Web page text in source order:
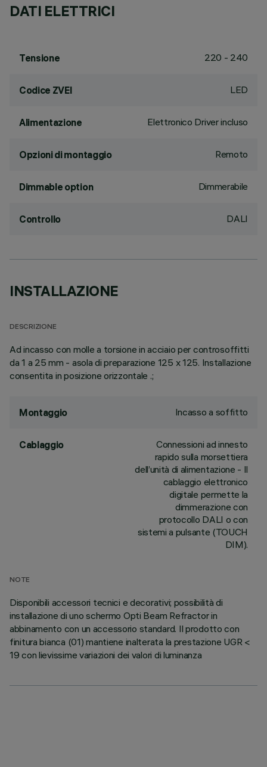
DATI ELETTRICI
Tensione 220 - 240
Codice ZVEI LED
Alimentazione Elettronico Driver incluso
Opzioni di montaggio Remoto
Dimmable option Dimmerabile
Controllo DALI
INSTALLAZIONE
DESCRIZIONE
Ad incasso con molle a torsione in acciaio per controsoffitti
da 1 a 25 mm - asola di preparazione 125 x 125. Installazione
consentita in posizione orizzontale .;
Montaggio Incasso a soffitto
Cablaggio
Connessioni ad innesto
rapido sulla morsettiera
dell’unità di alimentazione - Il
cablaggio elettronico
digitale permette la
dimmerazione con
protocollo DALI o con
sistemi a pulsante (TOUCH
DIM).
NOTE
Disponibili accessori tecnici e decorativi; possibilità di
installazione di uno schermo Opti Beam Refractor in
abbinamento con un accessorio standard. Il prodotto con
finitura bianca (01) mantiene inalterata la prestazione UGR <
19 con lievissime variazioni dei valori di luminanza